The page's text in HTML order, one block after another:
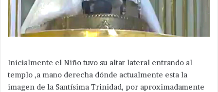
Inicialmente el Niño tuvo su altar lateral entrando al
templo ,a mano derecha dónde actualmente esta la
imagen de la Santísima Trinidad, por aproximadamente